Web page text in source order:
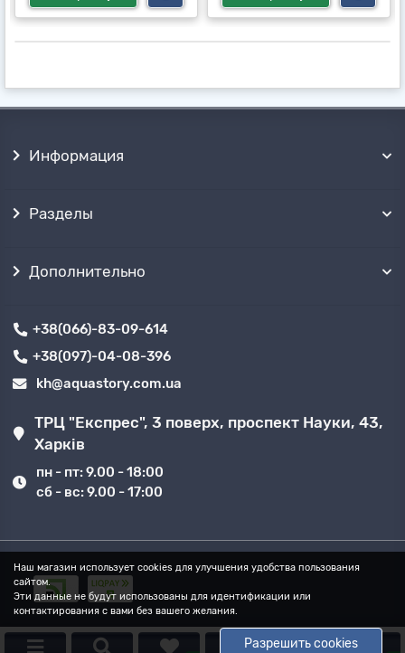
Наш магазин использует cookies для улучшения удобства пользования
сайтом.
Эти данные не будут использованы для идентификации или
контактирования с вами без вашего желания.
Разрешить cookies
Информация
Разделы
Дополнительно
+38(066)-83-09-614
+38(097)-04-08-396
kh@aquastory.com.ua
ТРЦ "Експрес", 3 поверх, проспект Науки, 43,
Харків
пн - пт: 9.00 - 18:00
сб - вс: 9.00 - 17:00